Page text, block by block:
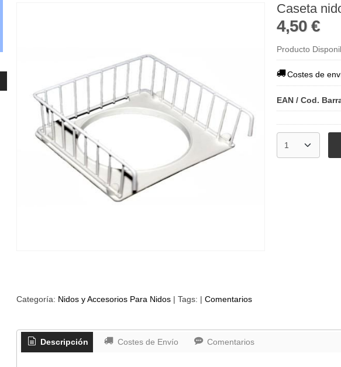
Caseta
4,50 €
Producto
Costes de
EAN / Cod.
Categoría: Nidos y Accesorios Para Nidos| Tags: | Comentarios
Descripción Costes de Envío Comentarios